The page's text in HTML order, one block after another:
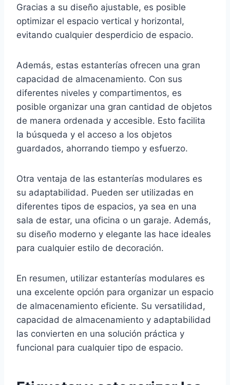
Gracias a su diseño ajustable, es posible
optimizar el espacio vertical y horizontal,
evitando cualquier desperdicio de espacio.
Además, estas estanterías ofrecen una gran
capacidad de almacenamiento. Con sus
diferentes niveles y compartimentos, es
posible organizar una gran cantidad de objetos
de manera ordenada y accesible. Esto facilita
la búsqueda y el acceso a los objetos
guardados, ahorrando tiempo y esfuerzo.
Otra ventaja de las estanterías modulares es
su adaptabilidad. Pueden ser utilizadas en
diferentes tipos de espacios, ya sea en una
sala de estar, una oficina o un garaje. Además,
su diseño moderno y elegante las hace ideales
para cualquier estilo de decoración.
En resumen, utilizar estanterías modulares es
una excelente opción para organizar un espacio
de almacenamiento eficiente. Su versatilidad,
capacidad de almacenamiento y adaptabilidad
las convierten en una solución práctica y
funcional para cualquier tipo de espacio.